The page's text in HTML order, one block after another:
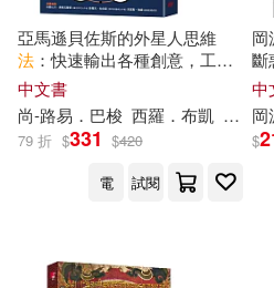
巴頓‧畢格斯(2)
巴頓．畢格斯(2)
帝洛巴尊者(2) 康
廣東奧飛動漫文化股份有
中華工商聯合出版社(4)
人民音樂出版社(4)
人民體育出版社(4)
亞馬遜貝佐斯的外星人思維
法 ：快速輸出各種創意，工作
不再焦慮，給你源源不絕的問
題解決力
中文書
尚-路易． 巴梭 西羅．布凱 麥克
79 折 $331 $420
電
試閱
岡
斷
中
岡
$